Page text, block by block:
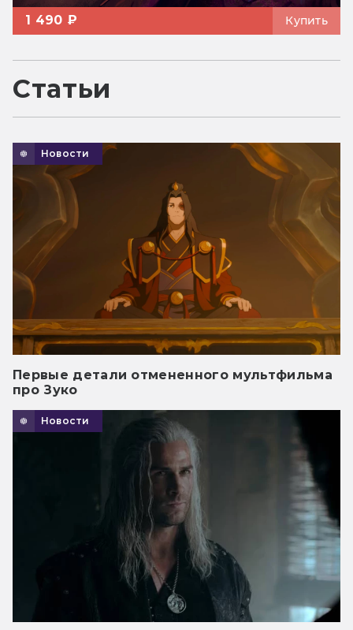
1 490 ₽ Купить
Статьи
Новости
Первые детали отмененного мультфильма
про Зуко
Новости